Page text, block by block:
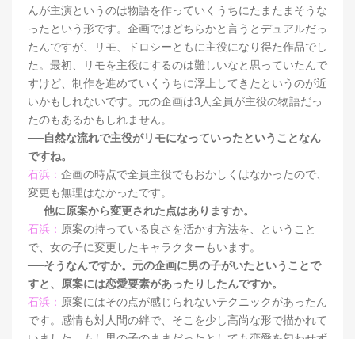
んが主演というのは物語を作っていくうちにたまたまそうな
ったという形です。企画ではどちらかと言うとデュアルだっ
たんですが、リモ、ドロシーともに主役になり得た作品でし
た。最初、リモを主役にするのは難しいなと思っていたんで
すけど、制作を進めていくうちに浮上してきたというのが近
いかもしれないです。元の企画は3人全員が主役の物語だっ
たのもあるかもしれません。
──自然な流れで主役がリモになっていったということなん
ですね。
石浜： 企画の時点で全員主役でもおかしくはなかったので、
変更も無理はなかったです。
──他に原案から変更された点はありますか。
石浜： 原案の持っている良さを活かす方法を、ということ
で、女の子に変更したキャラクターもいます。
──そうなんですか。元の企画に男の子がいたということで
すと、原案には恋愛要素があったりしたんですか。
石浜： 原案にはその点が感じられないテクニックがあったん
です。感情も対人間の絆で、そこを少し高尚な形で描かれて